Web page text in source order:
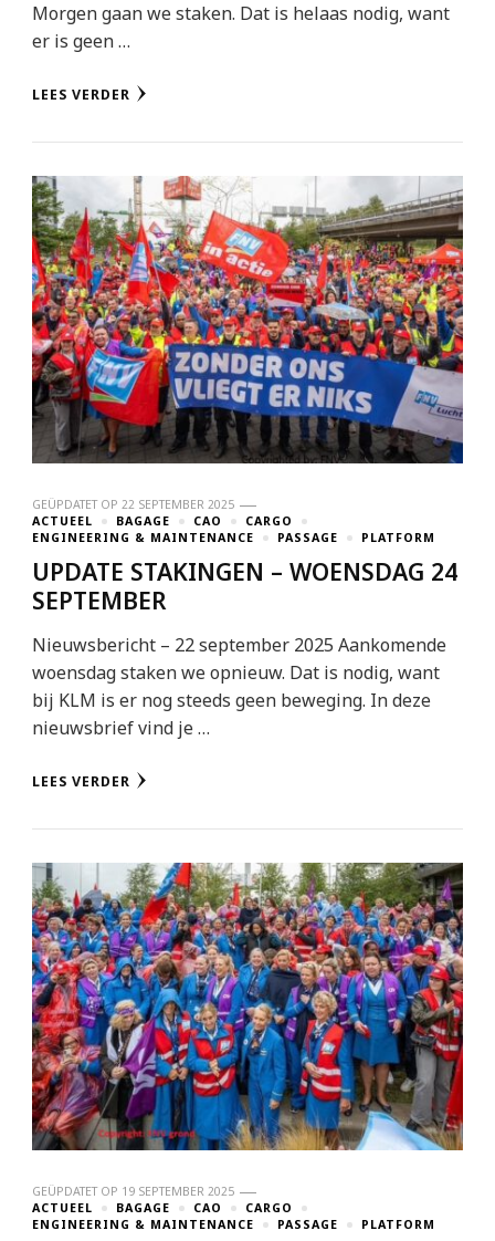
Morgen gaan we staken. Dat is helaas nodig, want
er is geen …
LEES VERDER
GEÜPDATET OP 22 SEPTEMBER 2025
ACTUEEL
BAGAGE CAO
CARGO
ENGINEERING & MAINTENANCE
PASSAGE PLATFORM
UPDATE STAKINGEN – WOENSDAG 24
SEPTEMBER
Nieuwsbericht – 22 september 2025 Aankomende
woensdag staken we opnieuw. Dat is nodig, want
bij KLM is er nog steeds geen beweging. In deze
nieuwsbrief vind je …
LEES VERDER
GEÜPDATET OP 19 SEPTEMBER 2025
ACTUEEL
BAGAGE CAO
CARGO
ENGINEERING & MAINTENANCE
PASSAGE PLATFORM